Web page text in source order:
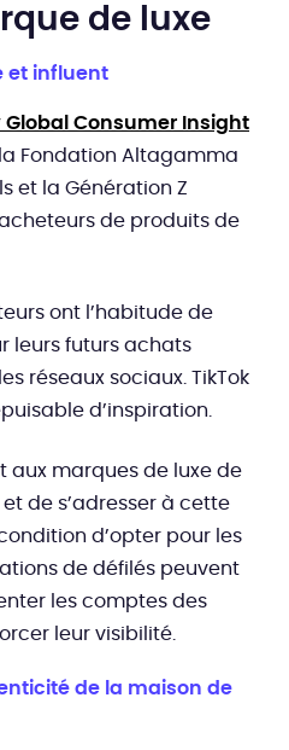
de luxe
et influent
Global Consumer Insight
Fondation Altagamma
et la Génération Z
de produits de
ont l’habitude de
leurs futurs achats
réseaux sociaux. TikTok
d’inspiration.
aux marques de luxe de
et de s’adresser à cette
d’opter pour les
de défilés peuvent
les comptes des
leur visibilité.
de la maison de